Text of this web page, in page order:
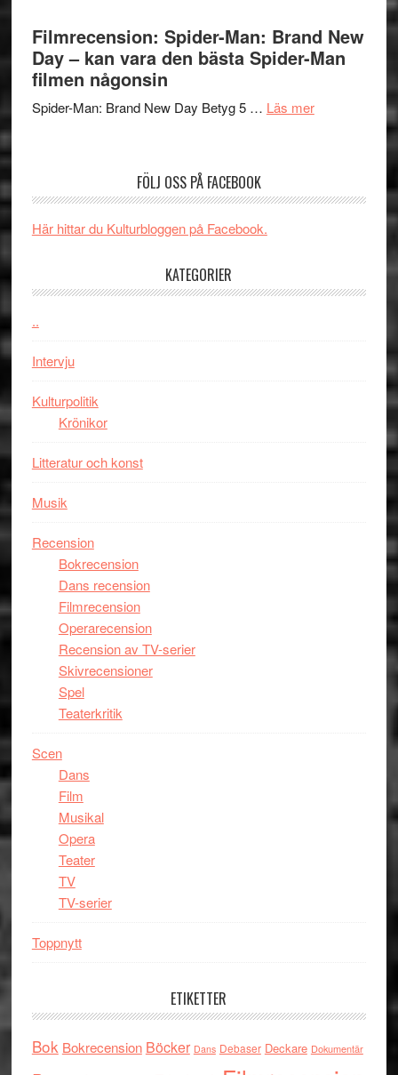
om
människans
imponerande
Vegas
GOES
i
Filmrecension: Spider-Man: Brand New
Day – kan vara den bästa Spider-Man
filmen någonsin
Spider-Man: Brand New Day Betyg 5 … Läs merom
Filmrecension:
vara
FÖLJ OSS PÅ FACEBOOK
Här hittar du Kulturbloggen på Facebook.
KATEGORIER
..
Intervju
Kulturpolitik
Krönikor
Litteratur och konst
Musik
Recension
Bokrecension
Dans recension
Filmrecension
Operarecension
Recension av TV-serier
Skivrecensioner
Spel
Teaterkritik
Scen
Dans
Film
Musikal
Opera
Teater
TV
TV-serier
Toppnytt
ETIKETTER
Bok Bokrecension Böcker Dans Debaser Deckare Dokumentär